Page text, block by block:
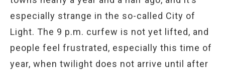
especially strange in the so-called City of
Light. The 9 p.m. curfew is not yet lifted, and
people feel frustrated, especially this time of
year, when twilight does not arrive until after